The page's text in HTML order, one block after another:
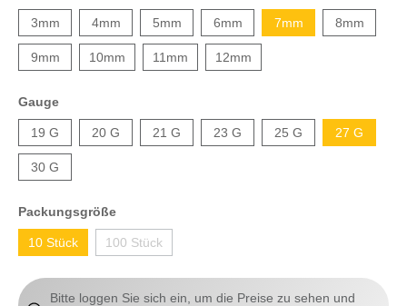
3mm 4mm 5mm 6mm 7mm 8mm
9mm 10mm 11mm 12mm
Gauge
19 G 20 G 21 G 23 G 25 G 27 G
30 G
Packungsgröße
10 Stück 100 Stück
Bitte loggen Sie sich ein, um die Preise zu sehen und